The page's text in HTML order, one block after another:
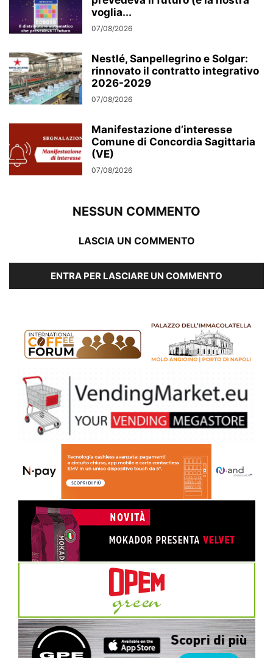
voglia...
07/08/2026
Nestlé, Sanpellegrino e Solgar:
rinnovato il contratto integrativo
2026-2029
07/08/2026
Manifestazione d’interesse
Comune di Concordia Sagittaria
(VE)
07/08/2026
NESSUN COMMENTO
LASCIA UN COMMENTO
ENTRA PER LASCIARE UN COMMENTO